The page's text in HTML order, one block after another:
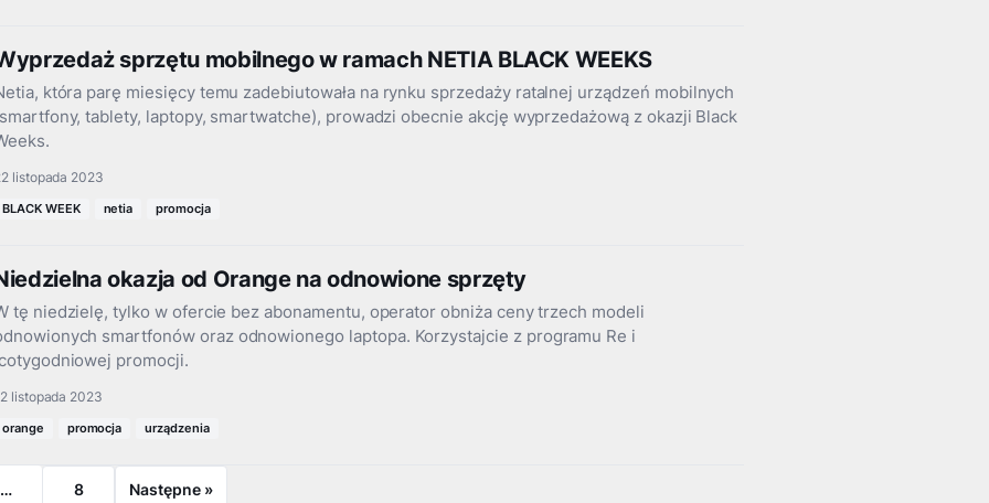
sprzętu mobilnego w ramach NETIA BLACK WEEKS
która parę miesięcy temu zadebiutowała na rynku sprzedaży ratalnej urządzeń mobilnych
tablety, laptopy, smartwatche), prowadzi obecnie akcję wyprzedażową z okazji Black
listopada 2023
BLACK WEEK netia promocja
okazja od Orange na odnowione sprzęty
tę niedzielę, tylko w ofercie bez abonamentu, operator obniża ceny trzech modeli
smartfonów oraz odnowionego laptopa. Korzystajcie z programu Re i
promocji.
listopada 2023
orange promocja urządzenia
… 8 Następne »